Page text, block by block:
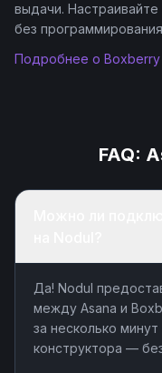
выдачи.
без
Подробнее о Boxberry
FAQ:
Да! Nodul
между Asana и
за несколько
конструктора —